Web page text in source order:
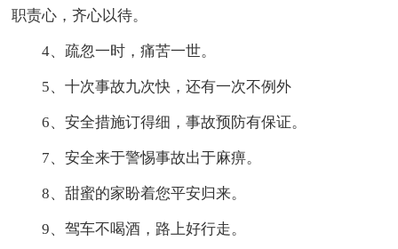
职责心，齐心以待。
4、疏忽一时，痛苦一世。
5、十次事故九次快，还有一次不例外
6、安全措施订得细，事故预防有保证。
7、安全来于警惕事故出于麻痹。
8、甜蜜的家盼着您平安归来。
9、驾车不喝酒，路上好行走。